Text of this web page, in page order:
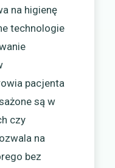
na higienę
technologie
pacjenta
są w
czy
na
bez